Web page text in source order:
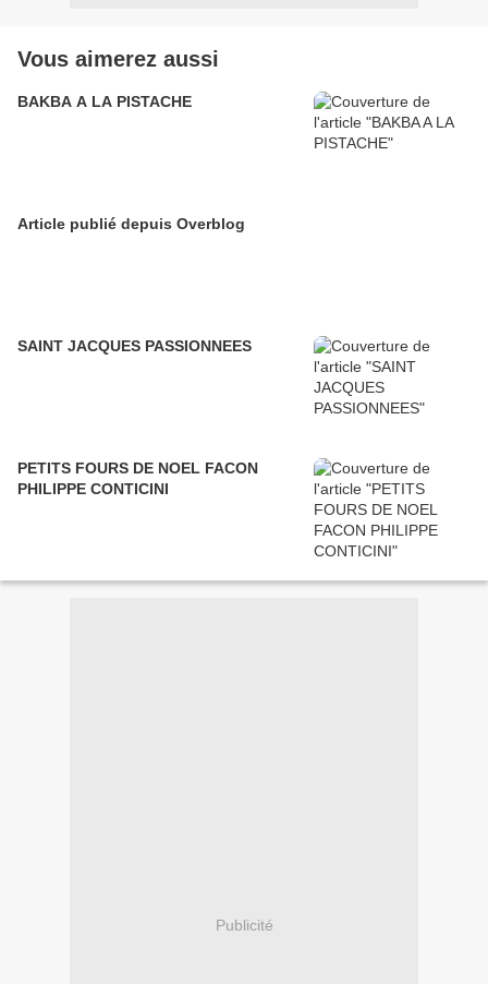
Vous aimerez aussi
BAKBA A LA PISTACHE
Article publié depuis Overblog
SAINT JACQUES PASSIONNEES
PETITS FOURS DE NOEL FACON
PHILIPPE CONTICINI
Publicité